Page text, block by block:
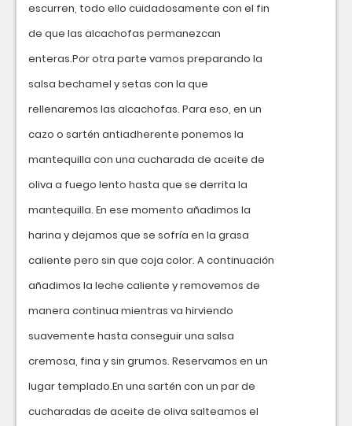
escurren, todo ello cuidadosamente con el fin
de que las alcachofas permanezcan
enteras.Por otra parte vamos preparando la
salsa bechamel y setas con la que
rellenaremos las alcachofas. Para eso, en un
cazo o sartén antiadherente ponemos la
mantequilla con una cucharada de aceite de
oliva a fuego lento hasta que se derrita la
mantequilla. En ese momento añadimos la
harina y dejamos que se sofría en la grasa
caliente pero sin que coja color. A continuación
añadimos la leche caliente y removemos de
manera continua mientras va hirviendo
suavemente hasta conseguir una salsa
cremosa, fina y sin grumos. Reservamos en un
lugar templado.En una sartén con un par de
cucharadas de aceite de oliva salteamos el